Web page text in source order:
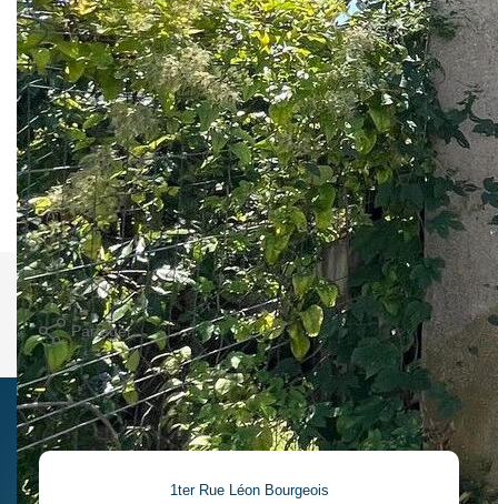
Description
Réf : s-9281
Réf. S-9281. CHALONS EN CHAMPAGNE . Garage situé
proche centre ville, rive droite. Alésia immobilier vous
propose d'acquérir ce garage, un véhicule léger, pas de
frais de copropriété, très facile d'accès.
Nos honoraires Nous contacter
Imprimer
Partager
1ter Rue Léon Bourgeois